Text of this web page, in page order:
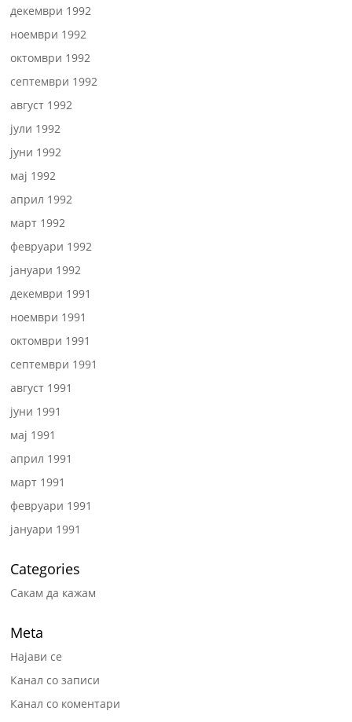
декември 1992
ноември 1992
октомври 1992
септември 1992
август 1992
јули 1992
јуни 1992
мај 1992
април 1992
март 1992
февруари 1992
јануари 1992
декември 1991
ноември 1991
октомври 1991
септември 1991
август 1991
јуни 1991
мај 1991
април 1991
март 1991
февруари 1991
јануари 1991
Categories
Сакам да кажам
Meta
Најави се
Канал со записи
Канал со коментари